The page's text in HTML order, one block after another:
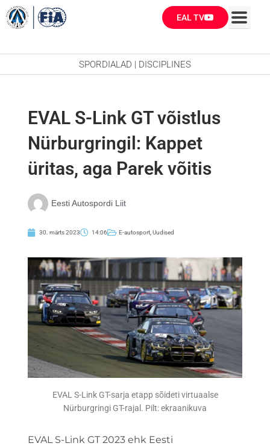
Skip
to
EAL TV
SPORDIALAD | DISCIPLINES
EVAL S-Link GT võistlus
Nürburgringil: Kappet
üritas, aga Parek võitis
Eesti Autospordi Liit
30. märts 2023 14:06 E-autosport ,Uudised
EVAL S-Link GT-sarja etapp sõideti virtuaalse
Nürburgringi GT-rajal. Pilt: ekraanikuva
EVAL S-Link GT 2023 ehk Eesti